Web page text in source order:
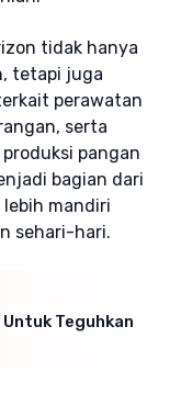
tidak hanya
tetapi juga
perawatan
serta
pangan
bagian dari
mandiri
sehari-hari.
Teguhkan